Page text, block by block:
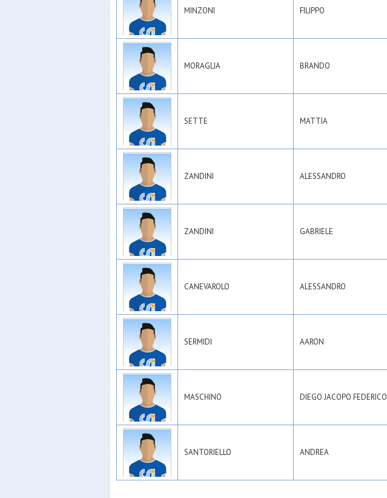
MINZONI FILIPPO
MORAGLIA BRANDO
SETTE MATTIA
ZANDINI ALESSANDRO
ZANDINI GABRIELE
CANEVAROLO ALESSANDRO
SERMIDI AARON
MASCHINO DIEGO JACOPO FEDERICO
SANTORIELLO ANDREA